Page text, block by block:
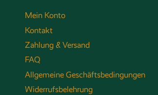
Mein Konto
Kontakt
Zahlung & Versand
FAQ
Allgemeine Geschäftsbedingungen
Widerrufsbelehrung